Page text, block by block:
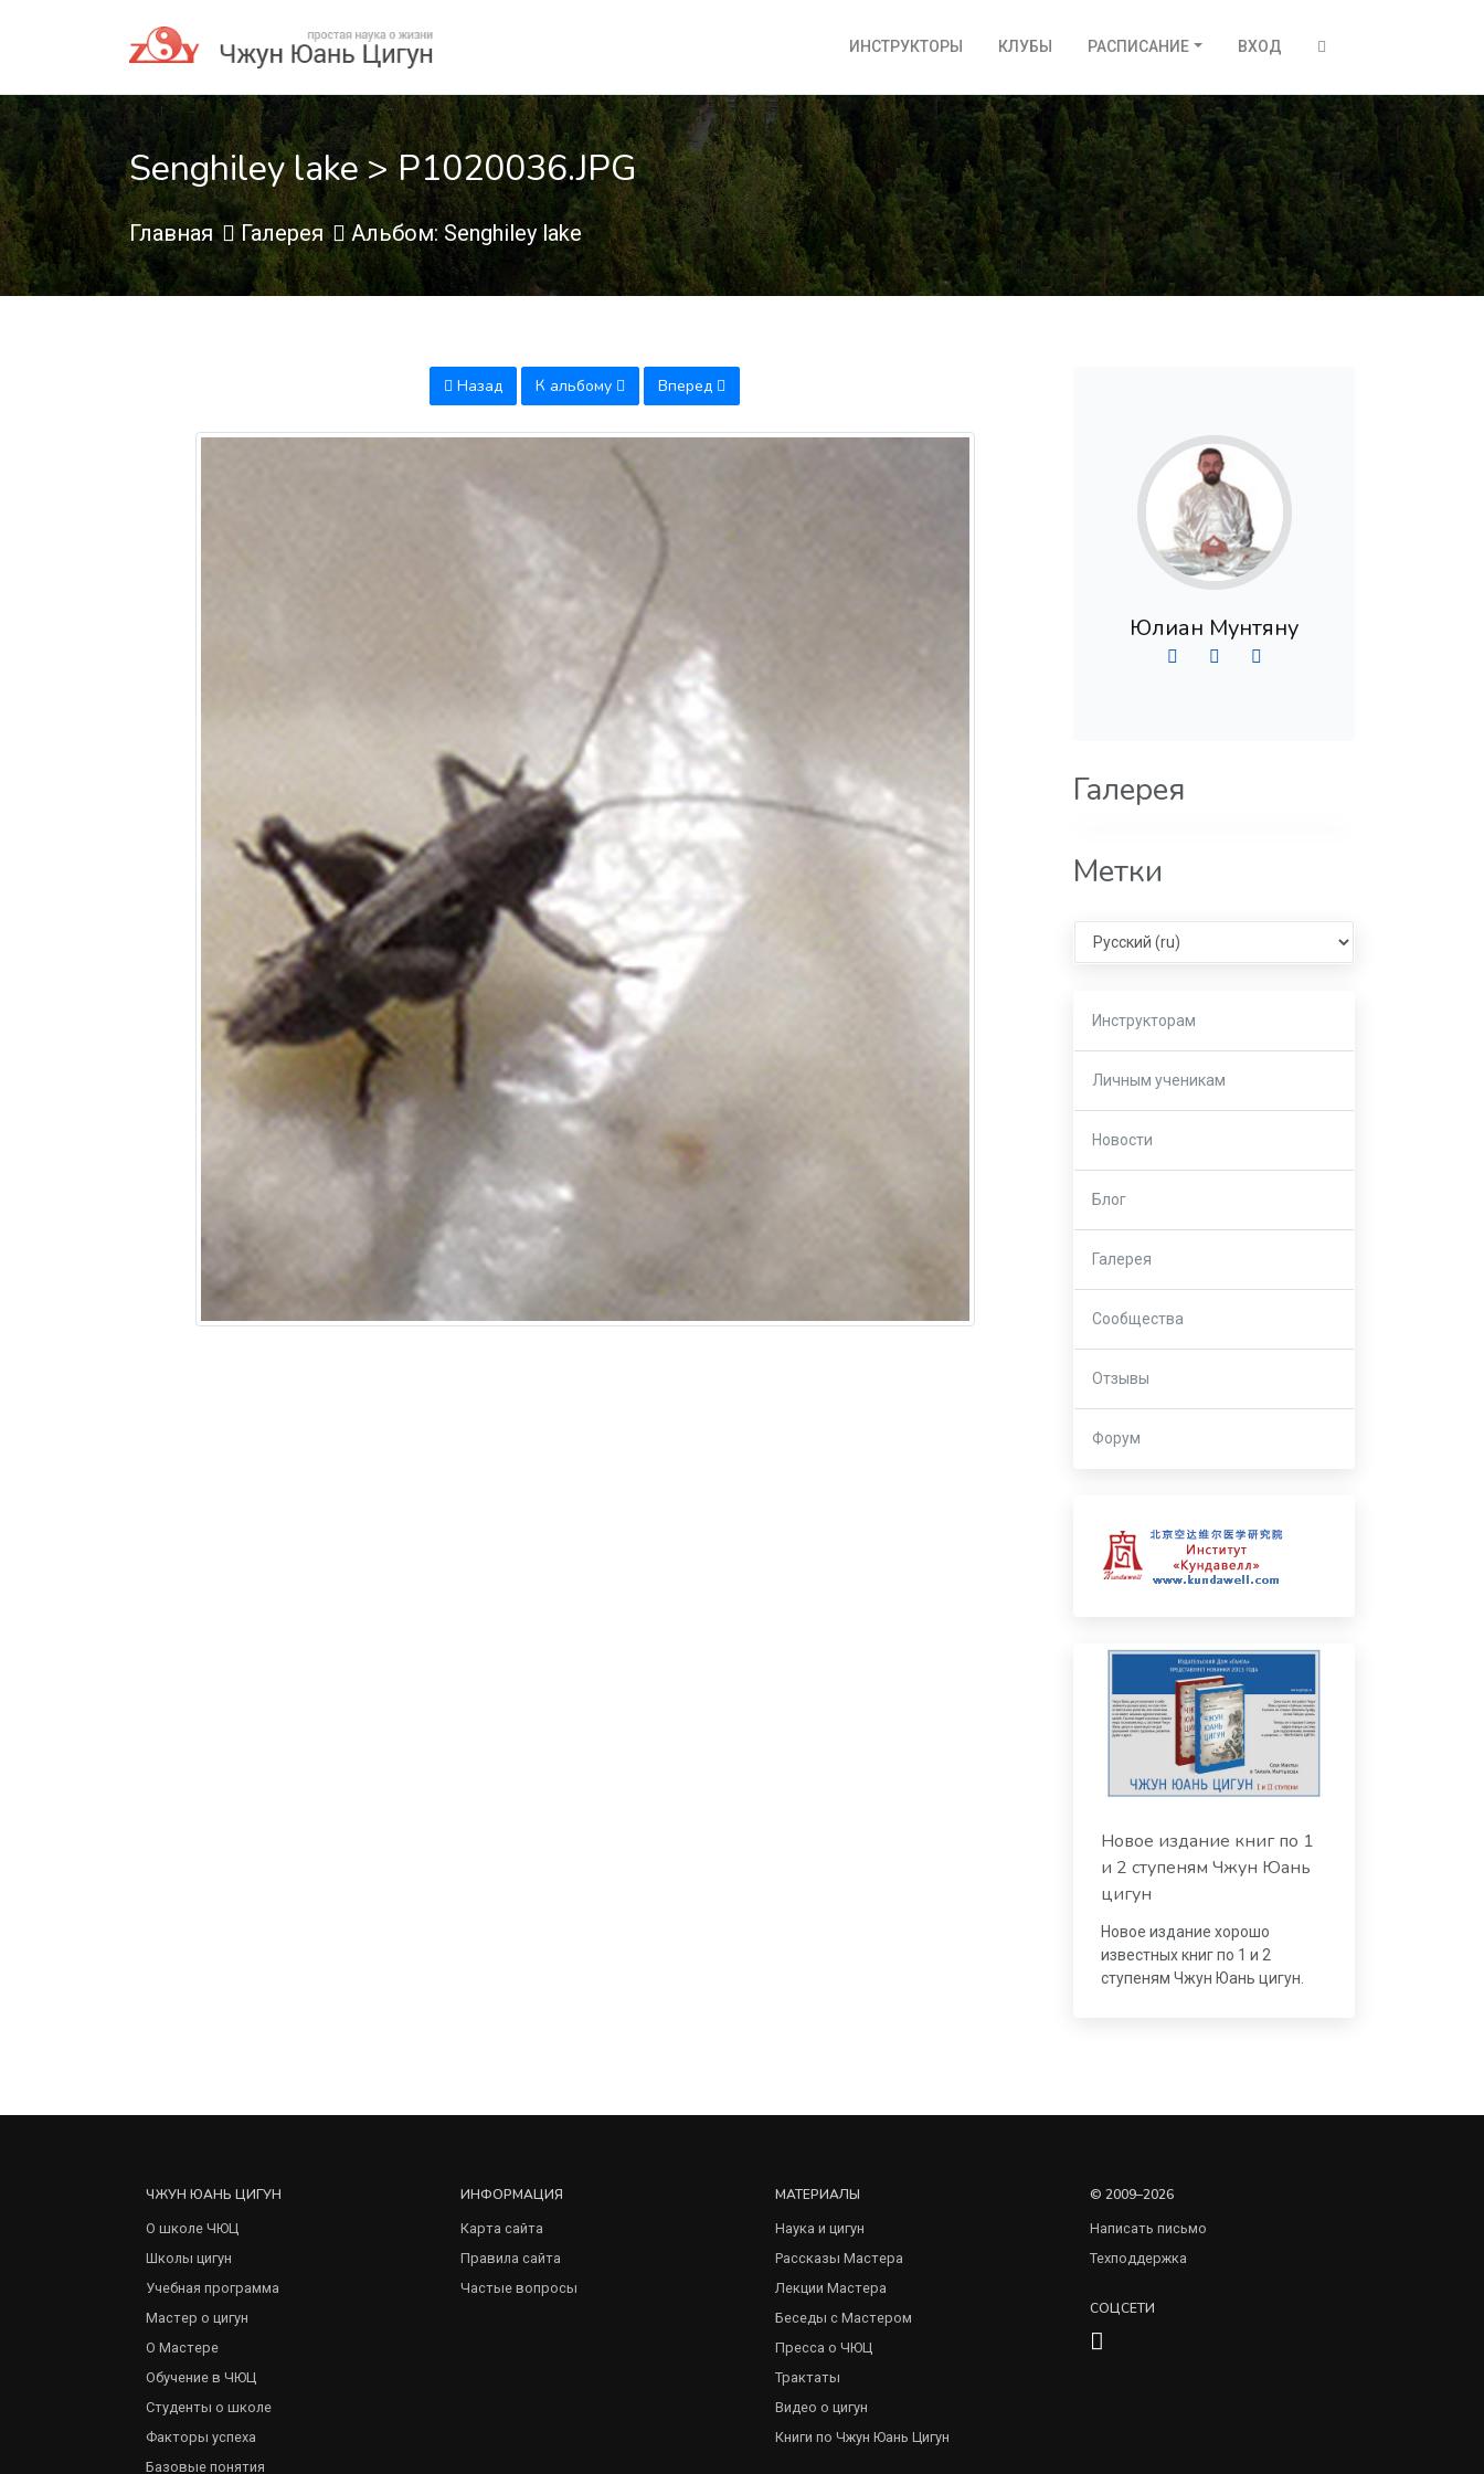
ИНСТРУКТОРЫ КЛУБЫ РАСПИСАНИЕ ВХОД
Senghiley lake > P1020036.JPG
Главная Галерея Альбом: Senghiley lake
Назад К альбому Вперед
Юлиан Мунтяну
Галерея
Метки
Select language
Инструкторам
Личным ученикам
Новости
Блог
Галерея
Сообщества
Отзывы
Форум
Новое издание книг по 1
и 2 ступеням Чжун Юань
цигун
Новое издание хорошо
известных книг по 1 и 2
ступеням Чжун Юань цигун.
ЧЖУН ЮАНЬ ЦИГУН
О школе ЧЮЦ
Школы цигун
Учебная программа
Мастер о цигун
О Мастере
Обучение в ЧЮЦ
Студенты о школе
Факторы успеха
Базовые понятия
ИНФОРМАЦИЯ
Карта сайта
Правила сайта
Частые вопросы
МАТЕРИАЛЫ
Наука и цигун
Рассказы Мастера
Лекции Мастера
Беседы с Мастером
Пресса о ЧЮЦ
Трактаты
Видео о цигун
Книги по Чжун Юань Цигун
© 2009–2026
Написать письмо
Техподдержка
СОЦСЕТИ